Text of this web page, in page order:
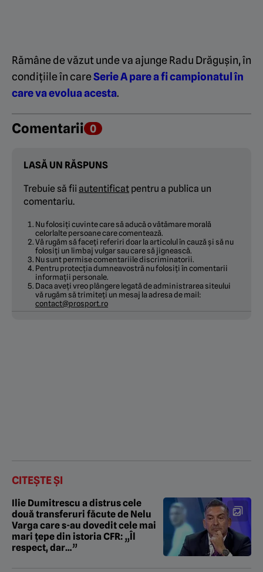
Rămâne de văzut unde va ajunge Radu Drăgușin, în
condițiile în careSerie A pare a fi campionatul în
care va evolua acesta.
Comentarii 0
LASĂ UN RĂSPUNS
Trebuie să fii autentificat pentru a publica un
comentariu.
Nu folosiți cuvinte care să aducă o vătămare morală
celorlalte persoane care comentează.
Vă rugăm să faceți referiri doar la articolul în cauză și să nu
folosiți un limbaj vulgar sau care să jignească.
Nu sunt permise comentariile discriminatorii.
Pentru protecția dumneavostră nu folosiți în comentarii
informații personale.
Daca aveți vreo plângere legată de administrarea siteului
vă rugăm să trimiteți un mesaj la adresa de mail:
contact@prosport.ro
CITEȘTE ȘI
Ilie Dumitrescu a distrus cele
două transferuri făcute de Nelu
Varga care s-au dovedit cele mai
mari țepe din istoria CFR: „Îl
respect, dar…”